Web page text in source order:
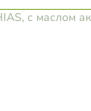
с маслом